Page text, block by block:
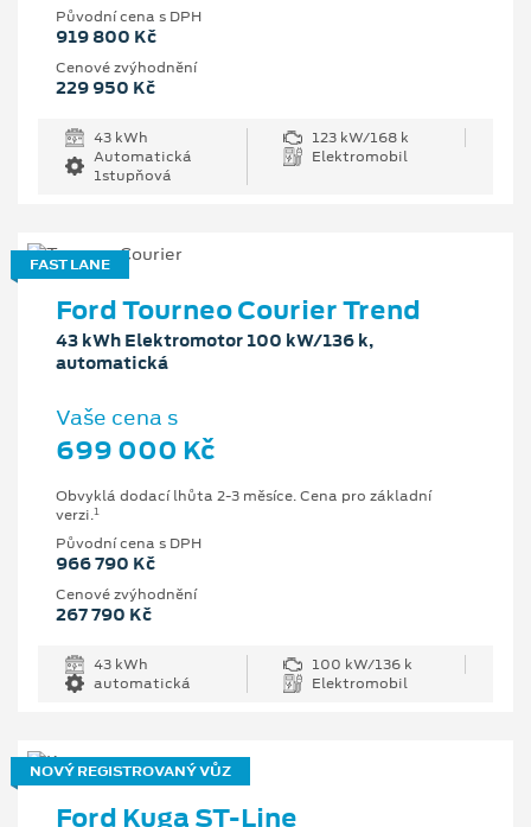
Původní cena s DPH
919 800 Kč
Cenové zvýhodnění
229 950 Kč
43 kWh
123 kW/168 k
Automatická
1stupňová
Elektromobil
FAST LANE
Ford Tourneo Courier Trend
43 kWh Elektromotor 100 kW/136 k,
automatická
Vaše cena s
699 000 Kč
Obvyklá dodací lhůta 2-3 měsíce. Cena pro základní
verzi.1
Původní cena s DPH
966 790 Kč
Cenové zvýhodnění
267 790 Kč
43 kWh
100 kW/136 k
automatická
Elektromobil
NOVÝ REGISTROVANÝ VŮZ
Ford Kuga ST-Line